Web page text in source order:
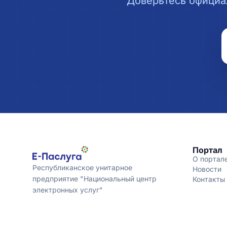
Республиканское унитарное
предприятие "Национальный центр
электронных услуг"
Портал
О
Новости
Контакты